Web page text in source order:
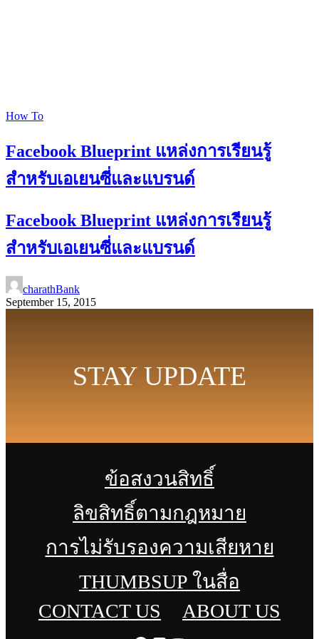
How To
Facebook Blueprint แหล่งการเรียนรู้
สำหรับเอเยนซี่และแบรนด์
Facebook Blueprint แหล่งการเรียนรู้
สำหรับเอเยนซี่และแบรนด์
charathBank
September 15, 2015
STAY UPDATE
ข้อสงวนสิทธิ์
ลิขสิทธิ์ตามกฎหมาย
การไม่รับรองความเสียหาย
THUMBSUP ในสื่อ
CONTACT US
ABOUT US